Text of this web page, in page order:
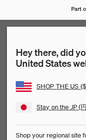
QuickShip：通常在庫
ベンチ＆スツール
QuickShip：国内在庫
リビング
ゲーミングチェア
デザイナー
クリアランス
Part
Hey there, did
United States
SHOP THE US
Stay on the JP (
Shop your regional site